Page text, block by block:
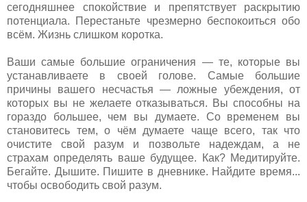
сегодняшнее спокойствие и препятствует раскрытию
потенциала. Перестаньте чрезмерно беспокоиться обо
всём. Жизнь слишком коротка.
Ваши самые большие ограничения — те, которые вы
устанавливаете в своей голове. Самые большие
причины вашего несчастья — ложные убеждения, от
которых вы не желаете отказываться. Вы способны на
гораздо большее, чем вы думаете. Со временем вы
становитесь тем, о чём думаете чаще всего, так что
очистите свой разум и позвольте надеждам, а не
страхам определять ваше будущее. Как? Медитируйте.
Бегайте. Дышите. Пишите в дневнике. Найдите время...
чтобы освободить свой разум.